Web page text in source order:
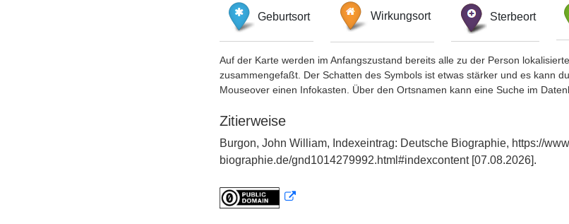
Geburtsort Wirkungsort Sterbeort
Auf der Karte werden im Anfangszustand bereits alle zu der Person
zusammengefaßt. Der Schatten des Symbols ist etwas stärker und es kann
Mouseover einen Infokasten. Über den Ortsnamen kann eine Suche im
Zitierweise
Burgon, John William, Indexeintrag: Deutsche Biographie, https://
biographie.de/gnd1014279992.html#indexcontent [07.08.2026].